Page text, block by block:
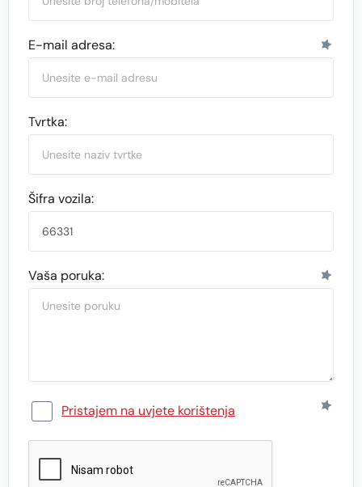
E-mail adresa:
Tvrtka:
Šifra vozila:
Vaša poruka:
Pristajem na uvjete korištenja